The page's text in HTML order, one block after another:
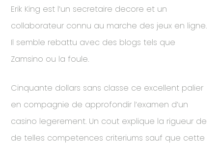
Erik King est l’un secretaire decore et un
collaborateur connu au marche des jeux en ligne.
Il semble rebattu avec des blogs tels que
Zamsino ou la foule.
Cinquante dollars sans classe ce excellent palier
en compagnie de approfondir l’examen d’un
casino legerement. Un cout explique la rigueur de
de telles competences criteriums sauf que cette